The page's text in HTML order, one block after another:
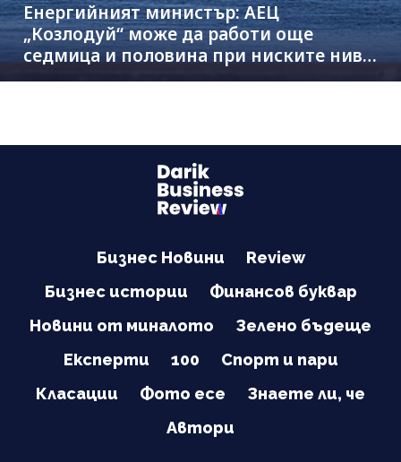
Енергийният министър: АЕЦ
„Козлодуй“ може да работи още
седмица и половина при ниските нива
на Дунав
Бизнес Новини
Review
Бизнес истории
Финансов буквар
Новини от миналото
Зелено бъдеще
Експерти
100
Спорт и пари
Класации
Фото есе
Знаете ли, че
Автори